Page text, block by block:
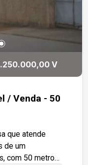
V
que atende
de um
com 50 metros